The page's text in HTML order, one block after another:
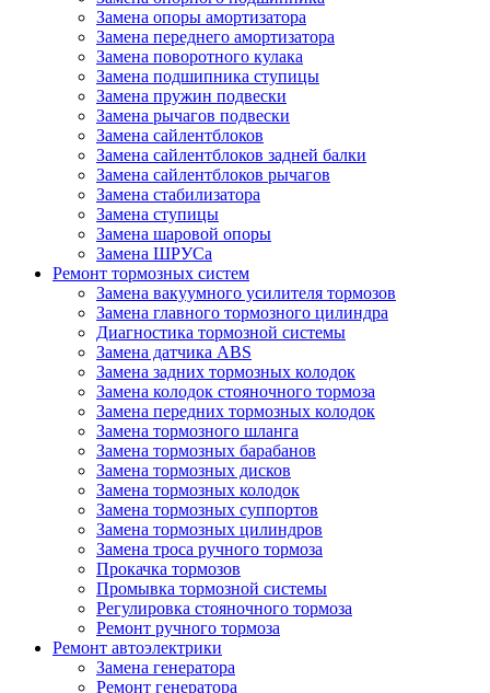
Замена опоры амортизатора
Замена переднего амортизатора
Замена поворотного кулака
Замена подшипника ступицы
Замена пружин подвески
Замена рычагов подвески
Замена сайлентблоков
Замена сайлентблоков задней балки
Замена сайлентблоков рычагов
Замена стабилизатора
Замена ступицы
Замена шаровой опоры
Замена ШРУСа
Ремонт тормозных систем
Замена вакуумного усилителя тормозов
Замена главного тормозного цилиндра
Диагностика тормозной системы
Замена датчика ABS
Замена задних тормозных колодок
Замена колодок стояночного тормоза
Замена передних тормозных колодок
Замена тормозного шланга
Замена тормозных барабанов
Замена тормозных дисков
Замена тормозных колодок
Замена тормозных суппортов
Замена тормозных цилиндров
Замена троса ручного тормоза
Прокачка тормозов
Промывка тормозной системы
Регулировка стояночного тормоза
Ремонт ручного тормоза
Ремонт автоэлектрики
Замена генератора
Ремонт генератора